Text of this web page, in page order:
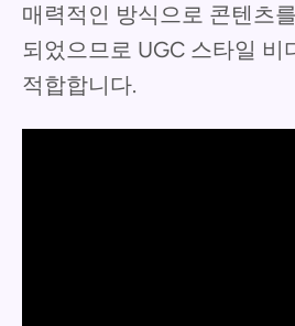
매력적인 방식으로 콘텐츠
되었으므로 UGC 스타일 비
적합합니다.